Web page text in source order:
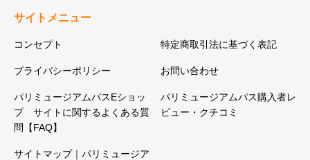
サイトメニュー
コンセプト 特定商取引法に基づく表記
プライバシーポリシー お問い合わせ
パリミュージアムパスEショッ
プ サイトに関するよくある質
問【FAQ】
パリミュージアムパス購入者レ
ビュー・クチコミ
サイトマップ｜パリミュージア